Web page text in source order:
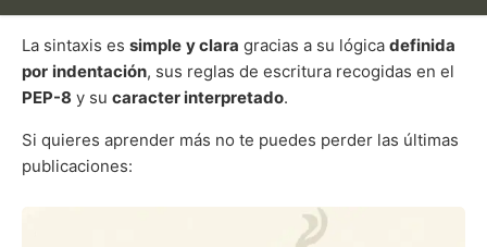
La sintaxis es simple y clara gracias a su lógica definida
por indentación, sus reglas de escritura recogidas en el
PEP-8 y su caracter interpretado.
Si quieres aprender más no te puedes perder las últimas
publicaciones:
Preguntas